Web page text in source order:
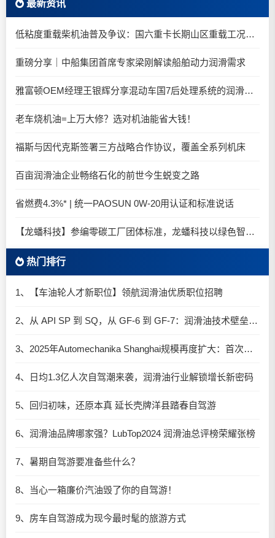
最新资讯
低粘度重载柴机油普及争议：国六重卡长期山区重载工况是否适合0W-20柴油机油？
重磅分享｜中船集团首席专家梁刚解读船舶动力润滑需求
雅富顿OEM经理王银辉分享混动车国7后处理系统的润滑油要求
老车烧机油=上万大修？选对机油能省大钱！
福斯与因代克斯签署三方战略合作协议，覆盖全系列机床
百亩润滑油企业畅络石化的前世今生蜕变之路
省燃费4.3%* | 统一PAOSUN 0W-20用认证和标准说话
【龙蟠科技】参编零碳工厂团体标准，龙蟠科技以绿色智造锚定零碳未来
热门排行
1、【车油轮人才新职位】领航润滑油优质职位招聘
2、从 API SP 到 SQ，从 GF-6 到 GF-7：润滑油技术壁垒再升高，你准备好了吗？
3、2025年Automechanika Shanghai规模再度扩大：首次启用国家会展中心（上海）全部15个展馆
4、日均1.3亿人次自驾潮来袭，润滑油行业解锁增长新密码​
5、回归初味，还原本真 延长壳牌洋县踏春自驾游
6、润滑油品牌哪家强？LubTop2024 润滑油总评榜荣耀张榜
7、暑期自驾游要准备些什么？
8、当心一箱廉价汽油毁了你的自驾游！
9、房车自驾游成为现今最时髦的旅游方式